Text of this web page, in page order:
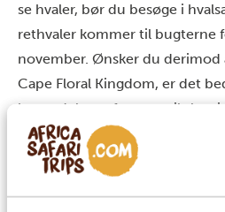
se hvaler, bør du besøge i
rethvaler kommer til bugterne
november. Ønsker du derimod
Cape Floral Kingdom, er det
begyndelsen af august til
nogle gange endda længere,
nedbørsmængden det
tæpper af farverige vilde